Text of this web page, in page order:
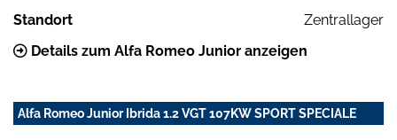
Standort
Zentrallager
Details zum Alfa Romeo Junior anzeigen
Alfa Romeo Junior Ibrida 1.2 VGT 107KW SPORT SPECIALE